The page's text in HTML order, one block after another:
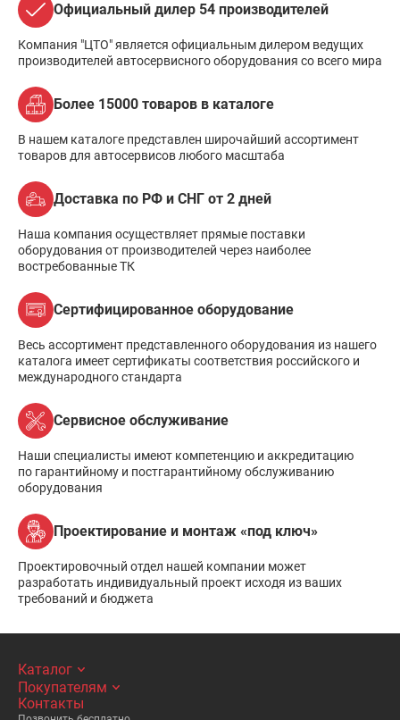
Официальный дилер 54 производителей
Компания "ЦТО" является официальным дилером ведущих
производителей автосервисного оборудования со всего мира
Более 15000 товаров в каталоге
В нашем каталоге представлен широчайший ассортимент
товаров для автосервисов любого масштаба
Доставка по РФ и СНГ от 2 дней
Наша компания осуществляет прямые поставки
оборудования от производителей через наиболее
востребованные ТК
Сертифицированное оборудование
Весь ассортимент представленного оборудования из нашего
каталога имеет сертификаты соответствия российского и
международного стандарта
Сервисное обслуживание
Наши специалисты имеют компетенцию и аккредитацию
по гарантийному и постгарантийному обслуживанию
оборудования
Проектирование и монтаж «под ключ»
Проектировочный отдел нашей компании может
разработать индивидуальный проект исходя из ваших
требований и бюджета
Каталог
Покупателям
Контакты